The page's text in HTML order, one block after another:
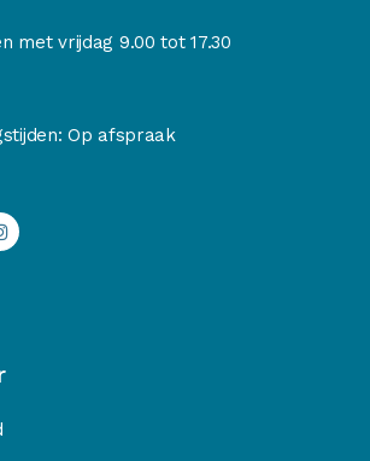
met vrijdag 9.00 tot 17.30
Op afspraak